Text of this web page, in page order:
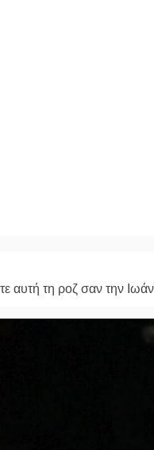
αυτή τη ροζ σαν την